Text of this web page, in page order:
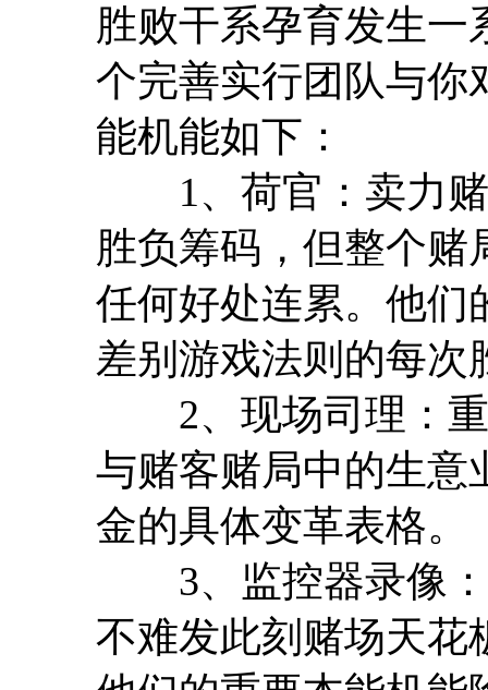
胜败干系孕育发生
个完善实行团队与你
能机能如下：
1、荷官：卖力赌
胜负筹码，但整个赌
任何好处连累。他们
差别游戏法则的每次
2、现场司理：重
与赌客赌局中的生意
金的具体变革表格。
3、监控器录像：
不难发此刻赌场天花